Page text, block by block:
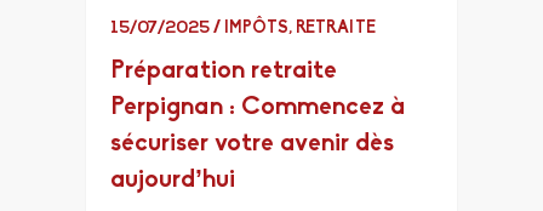
15/07/2025 / IMPÔTS, RETRAITE
Préparation retraite
Perpignan : Commencez à
sécuriser votre avenir dès
aujourd’hui